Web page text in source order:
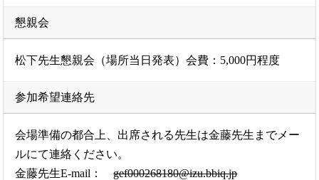
懇親会
松下先生懇親会（場所当日発表）会費：5,000円程度
参加希望連絡先
会場準備の都合上、出席される先生は金藤先生までメー
ルにて連絡ください。
金藤先生E-mail：gef000268180@izu.bbiq.jp